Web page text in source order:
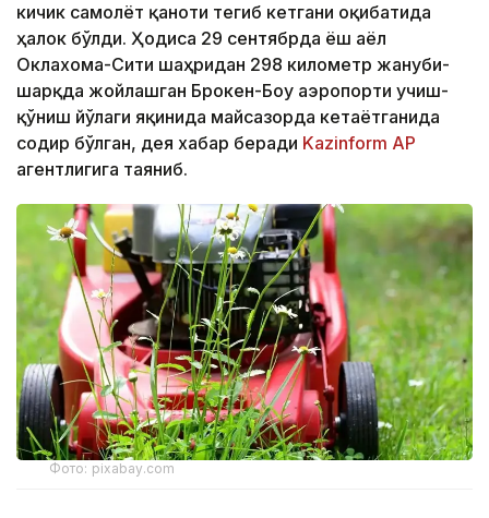
кичик самолёт қаноти тегиб кетгани оқибатида
ҳалок бўлди. Ҳодиса 29 сентябрда ёш аёл
Оклахома-Сити шаҳридан 298 километр жануби-
шарқда жойлашган Брокен-Боу аэропорти учиш-
қўниш йўлаги яқинида майсазорда кетаётганида
содир бўлган, дея хабар беради Kazinform AP
агентлигига таяниб.
Фото: pixabay.com